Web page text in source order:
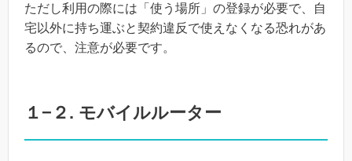
ただし利用の際には「使う場所」の登録が必要で、自
宅以外に持ち運ぶと契約違反で使えなくなる恐れがあ
るので、注意が必要です。
１−２. モバイルルーター